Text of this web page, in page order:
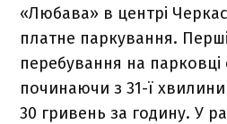
«Любава» в центрі
платне паркування.
перебування на
починаючи з 31-ї хвилини
30 гривень за годину. У